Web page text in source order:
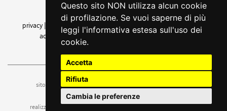
Questo sito NON utilizza alcun cookie
di profilazione. Se vuoi saperne di più
leggi l'informativa estesa sull'uso dei
cookie.
Accetta
Rifiuta
Cambia le preferenze
amministrazione trasparente
privacy
cookie |note legali accessibilità
dichiarazione di
accessibilità| feedback
cambio preferenze cookie
sito a cura dell'ufficio stampa e comunicazione
realizzazione